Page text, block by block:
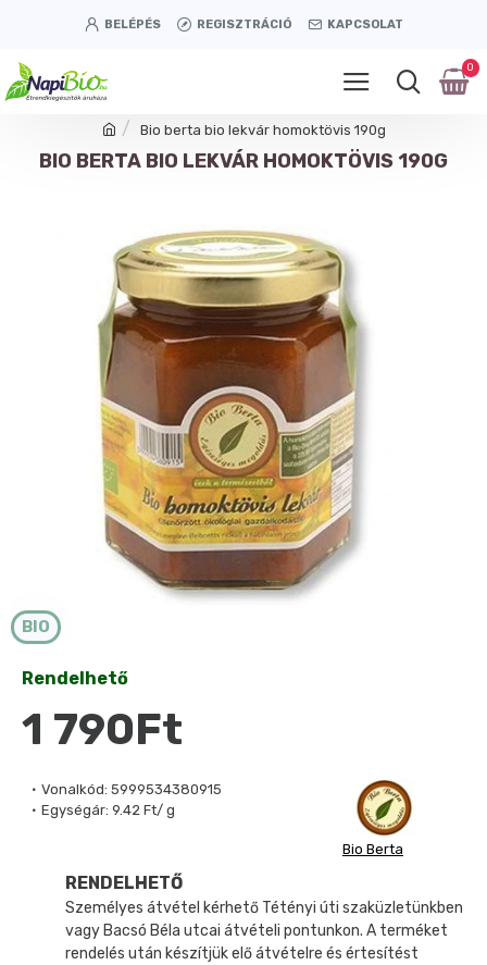
BELÉPÉS REGISZTRÁCIÓ KAPCSOLAT
0
Bio berta bio lekvár homoktövis 190g
BIO BERTA BIO LEKVÁR HOMOKTÖVIS 190G
BIO
Vonalkód: 5999534380915
Egységár: 9.42 Ft/ g
Bio Berta
Rendelhető
1 790Ft
RENDELHETŐ
Személyes átvétel kérhető Tétényi úti szaküzletünkben
vagy Bacsó Béla utcai átvételi pontunkon. A terméket
rendelés után készítjük elő átvételre és értesítést